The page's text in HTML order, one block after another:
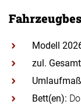
Modell
zul.
Bett(en):